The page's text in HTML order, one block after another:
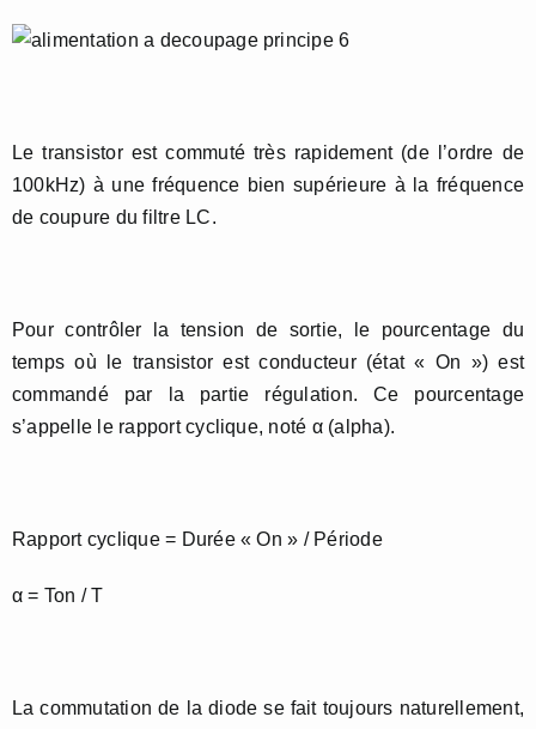
Le transistor est commuté très rapidement (de l’ordre de
100kHz) à une fréquence bien supérieure à la fréquence
de coupure du filtre LC.
Pour contrôler la tension de sortie, le pourcentage du
temps où le transistor est conducteur (état « On ») est
commandé par la partie régulation. Ce pourcentage
s’appelle le rapport cyclique, noté α (alpha).
Rapport cyclique = Durée « On » / Période
α = Ton / T
La commutation de la diode se fait toujours naturellement,